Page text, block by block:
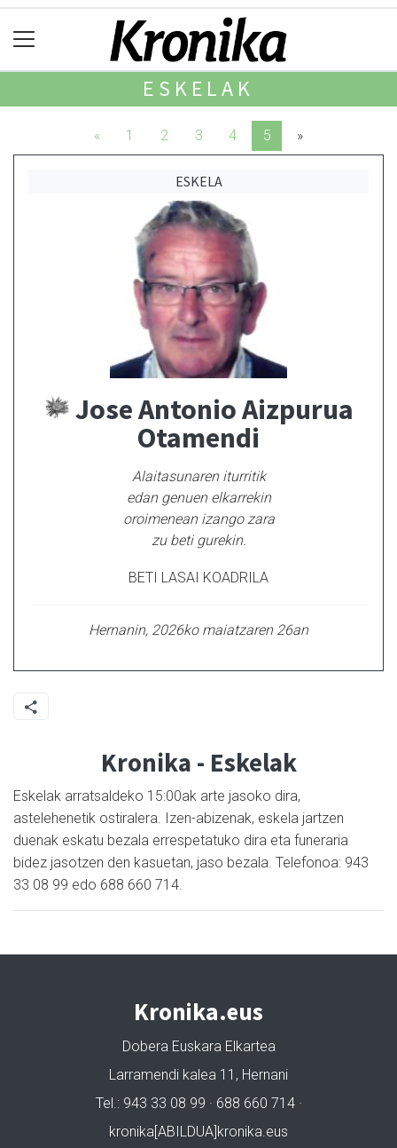
ESKELAK
« 1 2 3 4 5 »
ESKELA
Jose Antonio Aizpurua
Otamendi
Alaitasunaren iturritik
edan genuen elkarrekin
oroimenean izango zara
zu beti gurekin.
BETI LASAI KOADRILA
Hernanin, 2026ko maiatzaren 26an
Kronika - Eskelak
Eskelak arratsaldeko 15:00ak arte jasoko dira,
astelehenetik ostiralera. Izen-abizenak, eskela jartzen
duenak eskatu bezala errespetatuko dira eta funeraria
bidez jasotzen den kasuetan, jaso bezala. Telefonoa: 943
33 08 99 edo 688 660 714.
Kronika.eus
Dobera Euskara Elkartea
Larramendi kalea 11, Hernani
Tel.: 943 33 08 99 · 688 660 714 ·
kronika[ABILDUA]kronika.eus